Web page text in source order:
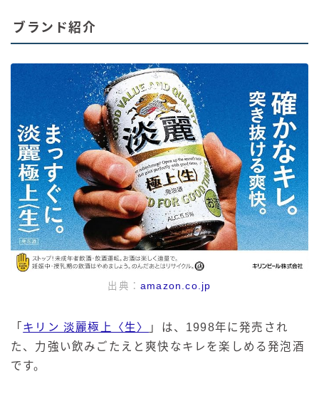
ブランド紹介
出典：amazon.co.jp
「 キリン 淡麗極上〈生〉
」は、1998年に発売され
た、力強い飲みごたえと爽快なキレを楽しめる発泡酒
です。